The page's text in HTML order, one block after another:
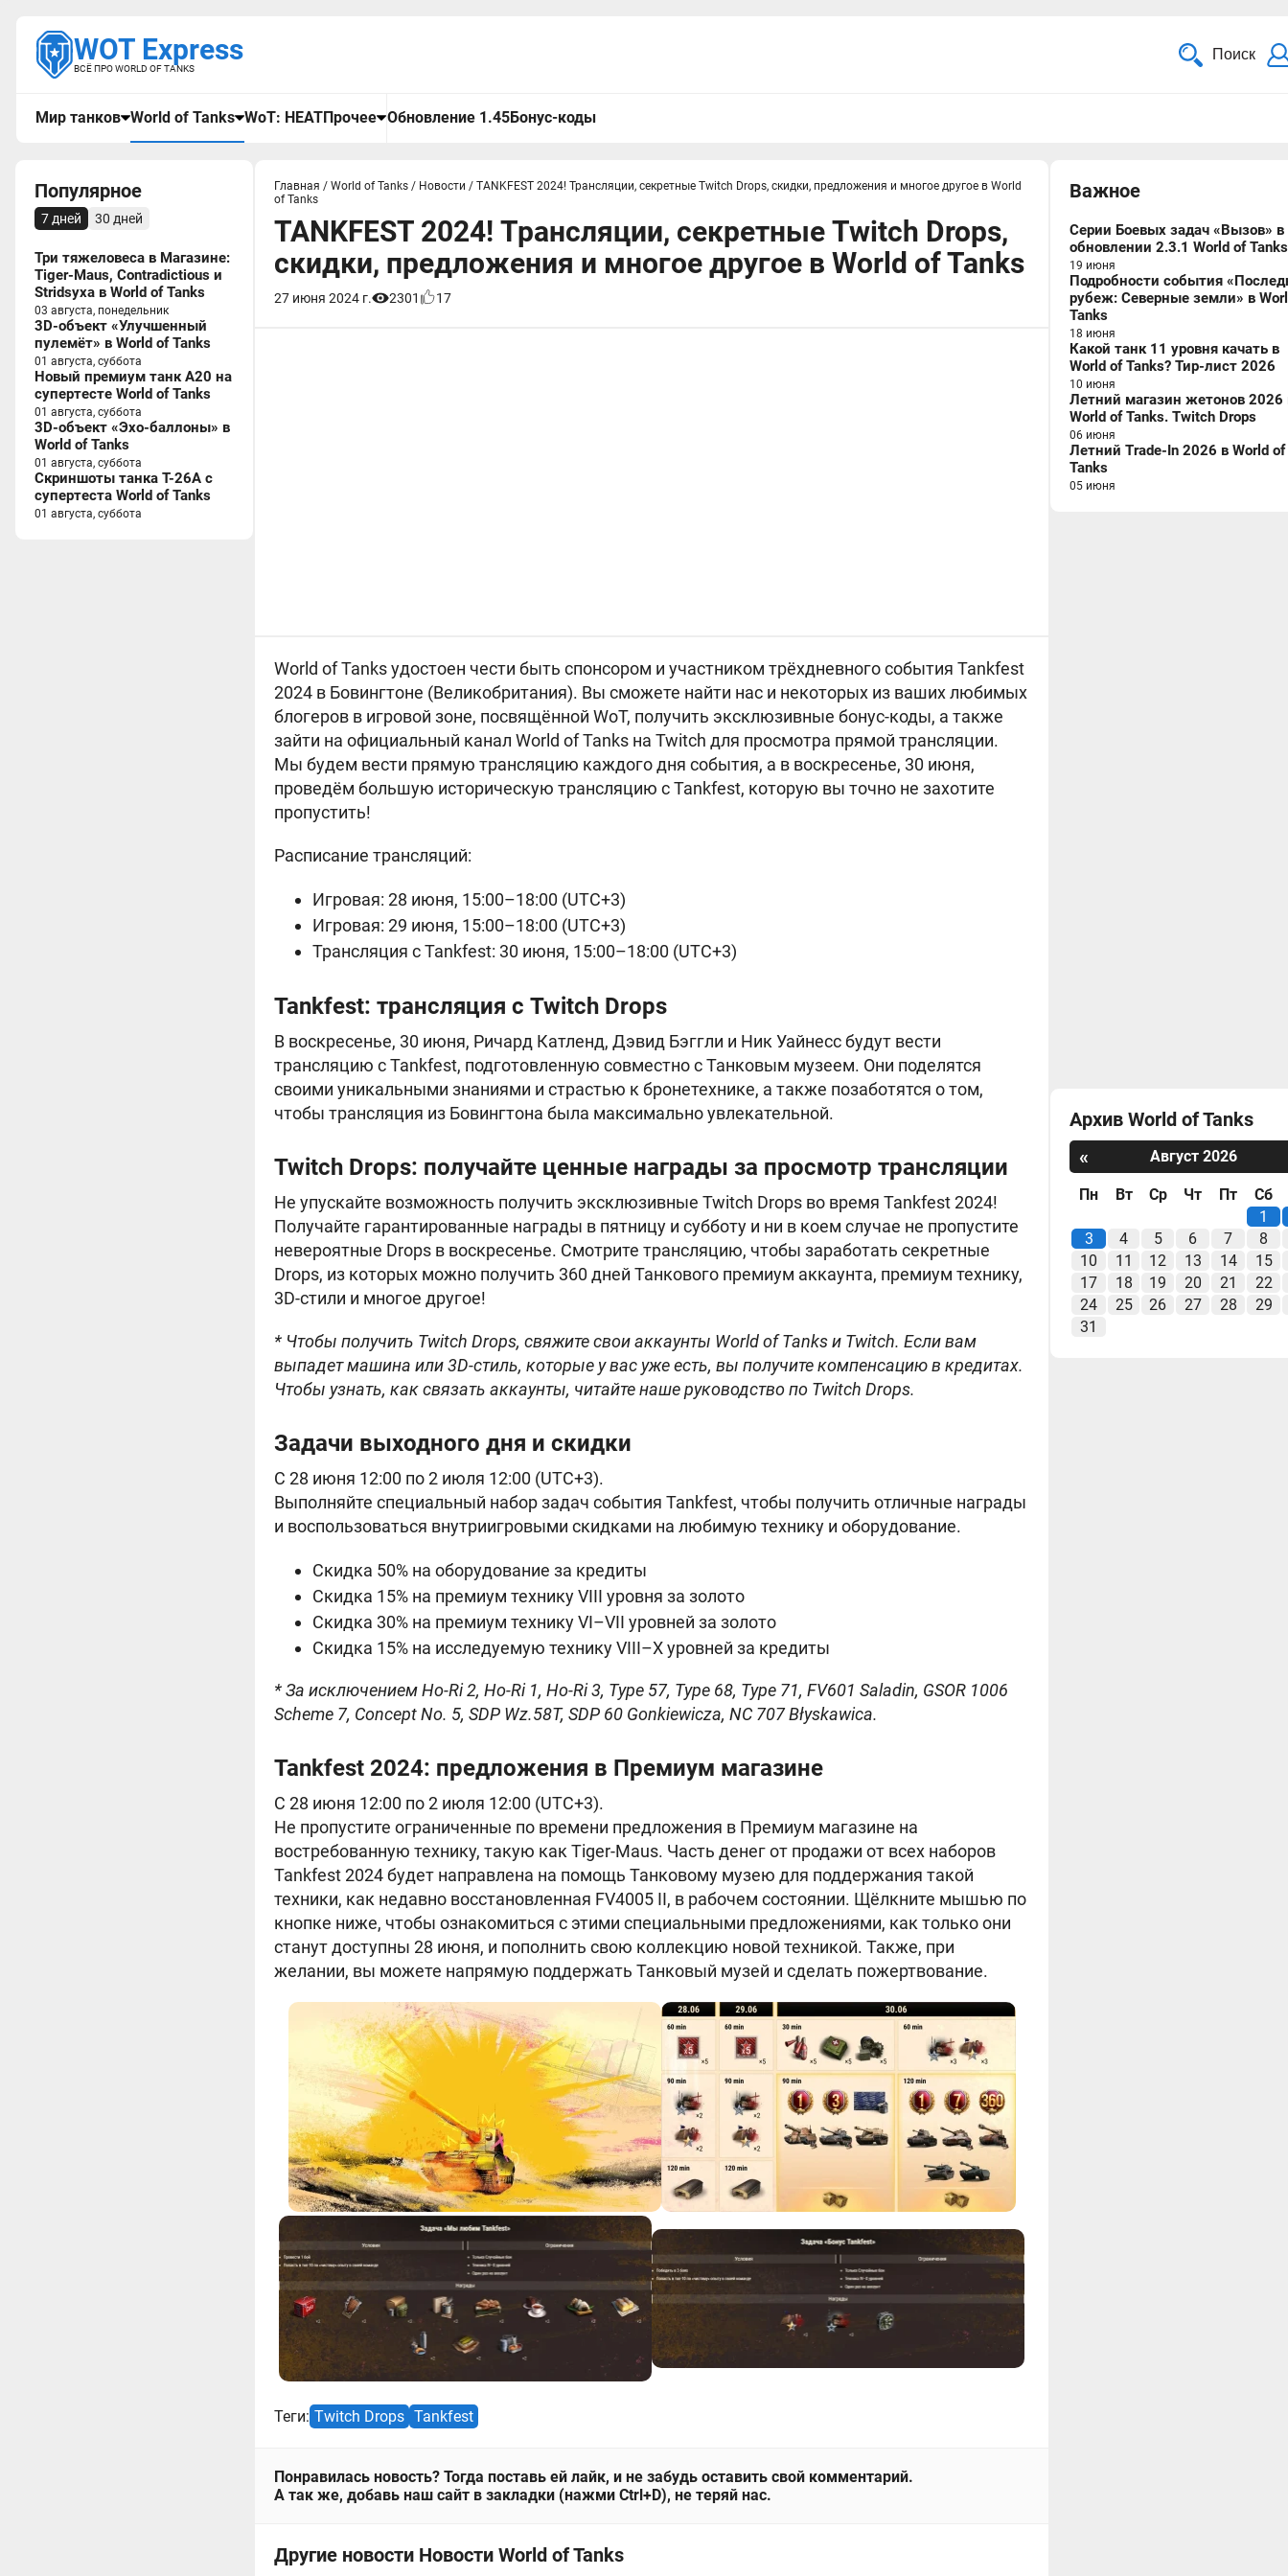
WOT Express
ВСЁ ПРО WORLD OF TANKS
Поиск
Мир танков World of Tanks WoT: HEATПрочее Обновление 1.45Бонус-коды
Популярное
7 дней 30 дней
Три тяжеловеса в Магазине:
Tiger-Maus, Contradictious и
Stridsyxa в World of Tanks
03 августа, понедельник
3D-объект «Улучшенный
пулемёт» в World of Tanks
01 августа, суббота
Новый премиум танк A20 на
супертесте World of Tanks
01 августа, суббота
3D-объект «Эхо-баллоны» в
World of Tanks
01 августа, суббота
Скриншоты танка T-26A с
супертеста World of Tanks
01 августа, суббота
Главная / World of Tanks / Новости / TANKFEST 2024! Трансляции, секретные Twitch Drops, скидки, предложения и многое другое в World
of Tanks
TANKFEST 2024! Трансляции, секретные Twitch Drops,
скидки, предложения и многое другое в World of Tanks
27 июня 2024 г. 2301 17
World of Tanks удостоен чести быть спонсором и участником трёхдневного события Tankfest
2024 в Бовингтоне (Великобритания). Вы сможете найти нас и некоторых из ваших любимых
блогеров в игровой зоне, посвящённой WoT, получить эксклюзивные бонус-коды, а также
зайти на официальный канал World of Tanks на Twitch для просмотра прямой трансляции.
Мы будем вести прямую трансляцию каждого дня события, а в воскресенье, 30 июня,
проведём большую историческую трансляцию с Tankfest, которую вы точно не захотите
пропустить!
Расписание трансляций:
Игровая: 28 июня, 15:00–18:00 (UTC+3)
Игровая: 29 июня, 15:00–18:00 (UTC+3)
Трансляция с Tankfest: 30 июня, 15:00–18:00 (UTC+3)
Tankfest: трансляция с Twitch Drops
В воскресенье, 30 июня, Ричард Катленд, Дэвид Бэггли и Ник Уайнесс будут вести
трансляцию с Tankfest, подготовленную совместно с Танковым музеем. Они поделятся
своими уникальными знаниями и страстью к бронетехнике, а также позаботятся о том,
чтобы трансляция из Бовингтона была максимально увлекательной.
Twitch Drops: получайте ценные награды за просмотр трансляции
Не упускайте возможность получить эксклюзивные Twitch Drops во время Tankfest 2024!
Получайте гарантированные награды в пятницу и субботу и ни в коем случае не пропустите
невероятные Drops в воскресенье. Смотрите трансляцию, чтобы заработать секретные
Drops, из которых можно получить 360 дней Танкового премиум аккаунта, премиум технику,
3D-стили и многое другое!
* Чтобы получить Twitch Drops, свяжите свои аккаунты World of Tanks и Twitch. Если вам
выпадет машина или 3D-стиль, которые у вас уже есть, вы получите компенсацию в кредитах.
Чтобы узнать, как связать аккаунты, читайте наше руководство по Twitch Drops.
Задачи выходного дня и скидки
C 28 июня 12:00 по 2 июля 12:00 (UTC+3).
Выполняйте специальный набор задач события Tankfest, чтобы получить отличные награды
и воспользоваться внутриигровыми скидками на любимую технику и оборудование.
Скидка 50% на оборудование за кредиты
Скидка 15% на премиум технику VIII уровня за золото
Скидка 30% на премиум технику VI⁠–⁠VII уровней за золото
Скидка 15% на исследуемую технику VIII–X уровней за кредиты
* За исключением Ho-Ri 2, Ho-Ri 1, Ho-Ri 3, Type 57, Type 68, Type 71, FV601 Saladin, GSOR 1006
Scheme 7, Concept No. 5, SDP Wz.58Т, SDP 60 Gonkiewicza, NC 707 Błyskawica.
Tankfest 2024: предложения в Премиум магазине
C 28 июня 12:00 по 2 июля 12:00 (UTC+3).
Не пропустите ограниченные по времени предложения в Премиум магазине на
востребованную технику, такую ​​как Tiger-Maus. Часть денег от продажи от всех наборов
Tankfest 2024 будет направлена на помощь Танковому музею для поддержания такой
техники, как недавно восстановленная FV4005 II, в рабочем состоянии. Щёлкните мышью по
кнопке ниже, чтобы ознакомиться с этими специальными предложениями, как только они
станут доступны 28 июня, и пополнить свою коллекцию новой техникой. Также, при
желании, вы можете напрямую поддержать Танковый музей и сделать пожертвование.
Теги: Twitch Drops Tankfest
Понравилась новость? Тогда поставь ей лайк, и не забудь оставить свой комментарий.
А так же, добавь наш сайт в закладки (нажми Ctrl+D), не теряй нас.
Другие новости Новости World of Tanks
Важное
Серии Боевых задач «Вызов» в
обновлении 2.3.1 World of Tanks
19 июня
Подробности события
рубеж: Северные земли» в
Tanks
18 июня
Какой танк 11 уровня качать в
World of Tanks? Тир-лист 2026
10 июня
Летний магазин жетонов 2026
World of Tanks. Twitch Drops
06 июня
Летний Trade-In 2026 в World of
Tanks
05 июня
Архив World of Tanks
«
Август 2026
Пн Вт Ср Чт Пт
Сб
1
3
4 5 6 7
8
10
11 12 13 14
15
17
18 19 20 21
22
24
25 26 27 28
29
31